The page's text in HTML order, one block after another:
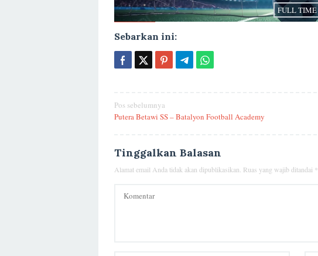
FULL TIME
Sebarkan ini:
Navigasi
pos
Pos sebelumnya
Putera Betawi SS – Batalyon Football Academy
Tinggalkan Balasan
Alamat email Anda tidak akan dipublikasikan. Ruas yang wajib ditandai *